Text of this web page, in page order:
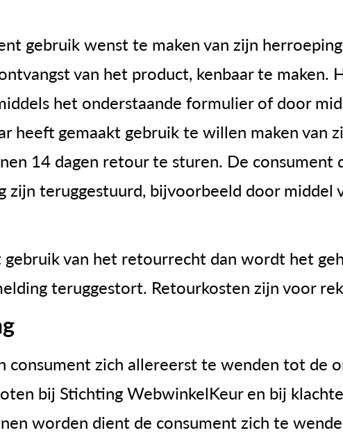
gebruik wenst te maken van zijn
van het product, kenbaar te maken.
het onderstaande formulier of door
heeft gemaakt gebruik te willen maken van
14 dagen retour te sturen. De consument
zijn teruggestuurd, bijvoorbeeld door middel
van het retourrecht dan wordt het
teruggestort. Retourkosten zijn voor
consument zich allereerst te wenden tot de
bij Stichting WebwinkelKeur en bij
worden dient de consument zich te